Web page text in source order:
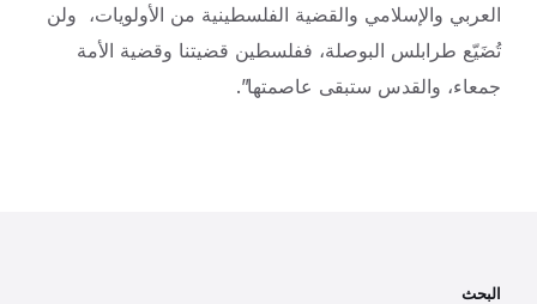
العربي والإسلامي والقضية الفلسطينية من الأولويات، ولن
تُضَيّع طرابلس البوصلة، ففلسطين قضيتنا وقضية الأمة
جمعاء، والقدس ستبقى عاصمتها”.
البحث